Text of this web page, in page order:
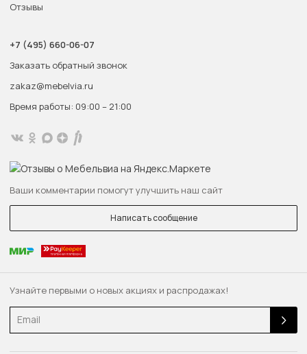
Узнайте первыми о новых акциях и распродажах!
Email
Отзывы
+7 (495) 660-06-07
Заказать обратный звонок
zakaz@mebelvia.ru
Время работы: 09:00 – 21:00
Ваши комментарии помогут улучшить наш сайт
Написать сообщение